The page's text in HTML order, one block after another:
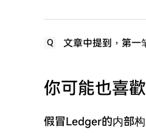
Q 文章中提到，第一
你可能也喜歡
假冒Ledger的内部